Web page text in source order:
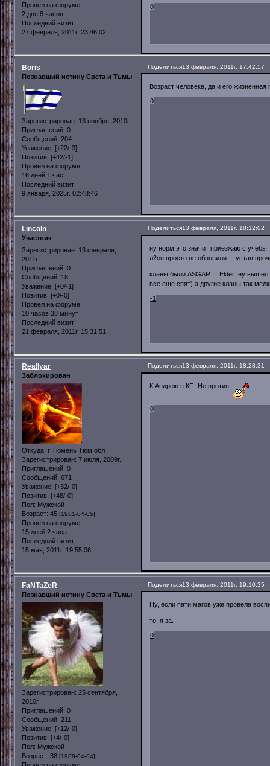
Провел на форуме:
2 дня 8 часов
Последний визит:
27 февраля, 2011г. 23:46:02
0
Поделиться13 февраля, 2011г. 17:42:57
Boris
Познавший истину Света и Тьмы
Зарегистрирован: 13 ноября, 2010г.
Приглашений: 0
Сообщений: 204
Уважение: [+22/-3]
Позитив: [+42/-1]
Провел на форуме:
16 дней 1 час
Последний визит:
9 января, 2025г. 02:48:46
Возраст человека, да и его
0
Поделиться13 февраля, 2011г. 18:12:02
Lincoln
Участник
Зарегистрирован: 13 февраля,
2011г.
Приглашений: 0
Сообщений: 18
Уважение: [+0/-1]
Позитив: [+0/-0]
Провел на форуме:
10 часов 38 минут
Последний визит:
21 февраля, 2011г. 15:31:51
ну норм это значит приезжаю с
л2он просто не обновили.... устав
кланы были ASGAR Elder ну вышел
все еще спят) а другие кланы так
-1
Поделиться13 февраля, 2011г. 18:28:31
Reallyar
Заблокирован
Откуда: г Тюмень Тюм обл
Зарегистрирован: 7 июля, 2009г.
Приглашений: 0
Сообщений: 671
Уважение: [+32/-0]
Позитив: [+48/-0]
Пол: Мужской
Возраст: 45 [1981-04-05]
Провел на форуме:
15 дней 2 часа
Последний визит:
15 мая, 2011г. 19:55:06
К Андрею в КП. Не против
0
Поделиться13 февраля, 2011г. 19:10:35
FaNTaZeR
Познавший истину Света и Тьмы
Зарегистрирован: 25 сентября,
2010г.
Приглашений: 0
Сообщений: 211
Уважение: [+12/-0]
Позитив: [+4/-0]
Пол: Мужской
Возраст: 38 [1988-04-04]
Ну, если пати магов уже провела
то, я за.
0